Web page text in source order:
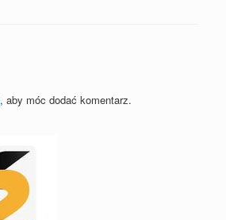
, aby móc dodać komentarz.